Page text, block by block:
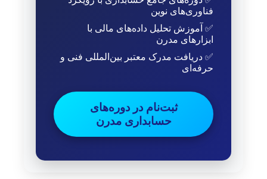
فناوری‌های نوین
✅ آموزش تحلیل داده‌های مالی با
ابزارهای مدرن
✅ دریافت مدرک معتبر بین‌المللی فنی و
حرفه‌ای
ثبت‌نام در دوره‌های
حسابداری مدرن